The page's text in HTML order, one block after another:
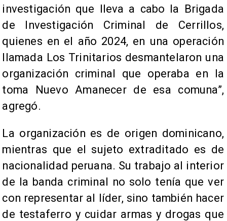
investigación que lleva a cabo la Brigada
de Investigación Criminal de Cerrillos,
quienes en el año 2024, en una operación
llamada Los Trinitarios desmantelaron una
organización criminal que operaba en la
toma Nuevo Amanecer de esa comuna”,
agregó.
La organización es de origen dominicano,
mientras que el sujeto extraditado es de
nacionalidad peruana. Su trabajo al interior
de la banda criminal no solo tenía que ver
con representar al líder, sino también hacer
de testaferro y cuidar armas y drogas que